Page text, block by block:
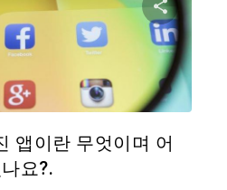
이 기
앱이란 무엇이며 어
요?.